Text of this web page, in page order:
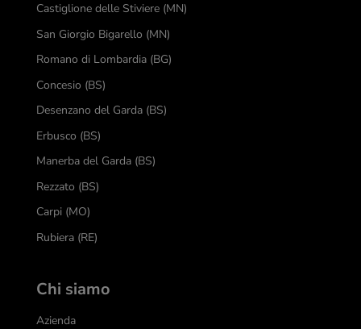
Castiglione delle Stiviere (MN)
San Giorgio Bigarello (MN)
Romano di Lombardia (BG)
Concesio (BS)
Desenzano del Garda (BS)
Erbusco (BS)
Manerba del Garda (BS)
Rezzato (BS)
Carpi (MO)
Rubiera (RE)
Chi siamo
Azienda